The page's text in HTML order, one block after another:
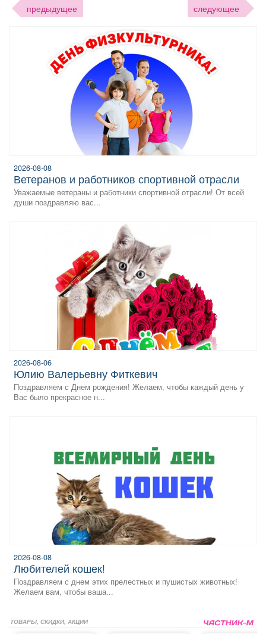
следующее
предыдущее
2026-08-08
Ветеранов и работников спортивной отрасли
Уважаемые ветераны и работники спортивной отрасли! От всей
души поздравляю вас...
2026-08-06
Юлию Валерьевну Фиткевич
Поздравляем с Днем рождения! Желаем, чтобы каждый день у
Вас было прекрасное н...
2026-08-08
любителей кошек!
Поздравляем с днем этих прелестных и пушистых животных!
Желаем вам, чтобы ваша...
ТОВАРЫ, СКИДКИ, АКЦИИ